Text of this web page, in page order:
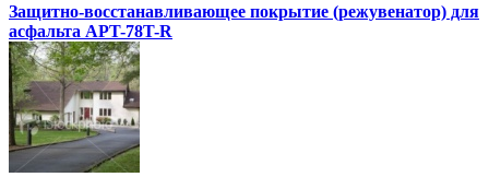
Защитно-восстанавливающее покрытие (режувенатор) для
асфальта APT-78T-R